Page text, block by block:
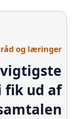
råd og læringer
fik ud af